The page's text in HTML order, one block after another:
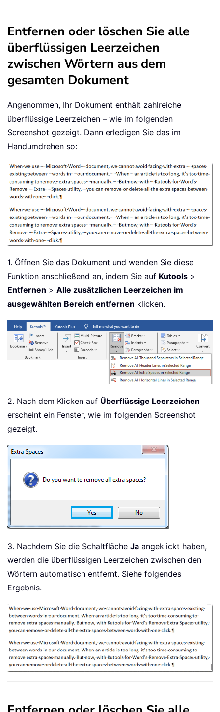
Entfernen oder löschen Sie alle
überflüssigen Leerzeichen
zwischen Wörtern aus dem
gesamten Dokument
Angenommen, Ihr Dokument enthält zahlreiche
überflüssige Leerzeichen – wie im folgenden
Screenshot gezeigt. Dann erledigen Sie das im
Handumdrehen so:
1. Öffnen Sie das Dokument und wenden Sie diese
Funktion anschließend an, indem Sie auf Kutools >
Entfernen > Alle zusätzlichen Leerzeichen im
ausgewählten Bereich entfernen klicken.
2. Nach dem Klicken auf Überflüssige Leerzeichen
erscheint ein Fenster, wie im folgenden Screenshot
gezeigt.
3. Nachdem Sie die Schaltfläche Ja angeklickt haben,
werden die überflüssigen Leerzeichen zwischen den
Wörtern automatisch entfernt. Siehe folgendes
Ergebnis.